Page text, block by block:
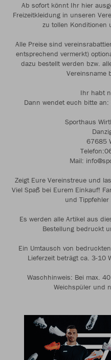
Ab sofort könnt Ihr hier
Freizeitkleidung in unseren
zu tollen Konditionen
Alle Preise sind
entsprechend vermerkt)
dazu bestellt werden bzw.
Vereinsname
Ihr habt
Dann wendet euch bitte
Sporthaus
67685
Mail:
Zeigt Eure Vereinstreue und
Viel Spaß bei Eurem Einkauf!
und
Es werden alle Artikel aus
Bestellung bedruckt
Ein Umtausch von
Lieferzeit beträgt ca. 3-10
Waschhinweis: Bei max.
Weichspüler und